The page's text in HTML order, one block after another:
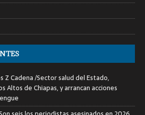
Z Cadena /Sector salud del Estado,
Altos de Chiapas, y arrancan acciones